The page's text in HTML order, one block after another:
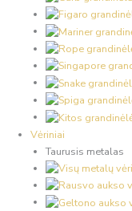
Vėriniai
Taurusis metalas